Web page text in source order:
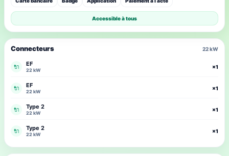
Connecteurs 22 kW
🔌 EF
22 kW
×1
🔌 EF
22 kW
×1
🔌 Type 2
22 kW
×1
🔌 Type 2
22 kW
×1
Accessible à tous